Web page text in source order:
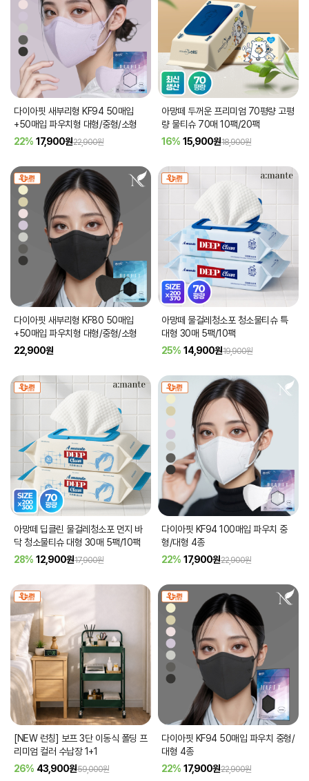
다이아핏 새부리형 KF94 50매입
+50매입 파우치형 대형/중형/소형
22% 17,900원22,900원
아망떼 두꺼운 프리미엄 70평량 고평
량 물티슈 70매 10팩/20팩
16% 15,900원18,900원
다이아핏 새부리형 KF80 50매입
+50매입 파우치형 대형/중형/소형
22,900원
아망떼 물걸레청소포 청소물티슈 특
대형 30매 5팩/10팩
25% 14,900원19,900원
아망떼 딥클린 물걸레청소포 먼지 바
닥 청소물티슈 대형 30매 5팩/10팩
28% 12,900원17,900원
다이아핏 KF94 100매입 파우치 중
형/대형 4종
22% 17,900원22,900원
[NEW 런칭] 보프 3단 이동식 폴딩 프
리미엄 컬러 수납장 1+1
26% 43,900원59,000원
다이아핏 KF94 50매입 파우치 중형/
대형 4종
22% 17,900원22,900원